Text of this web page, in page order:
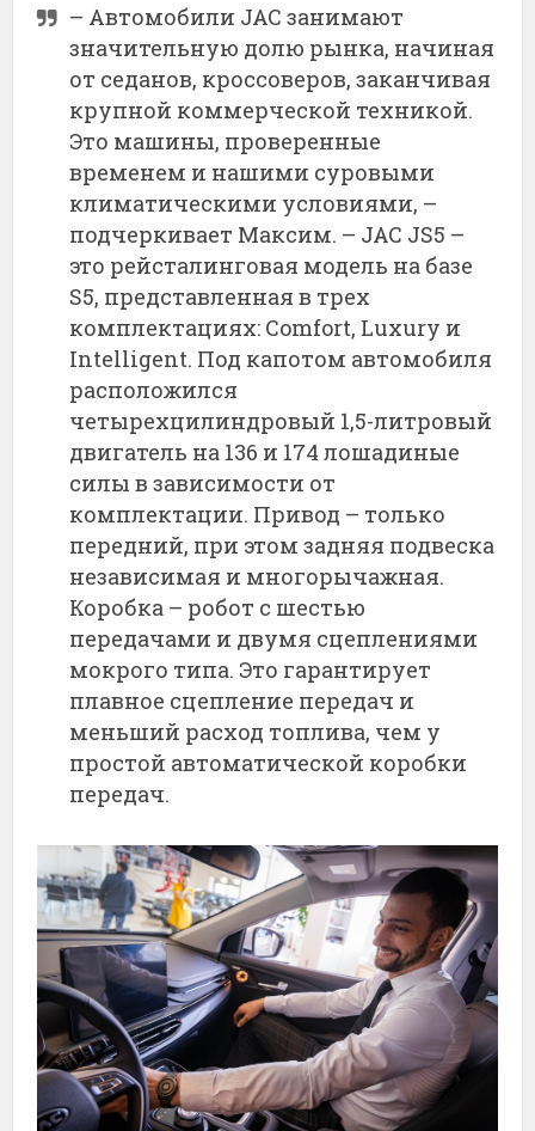
– Автомобили JAC занимают
значительную долю рынка, начиная
от седанов, кроссоверов, заканчивая
крупной коммерческой техникой.
Это машины, проверенные
временем и нашими суровыми
климатическими условиями, –
подчеркивает Максим. – JAC JS5 –
это рейсталинговая модель на базе
S5, представленная в трех
комплектациях: Comfort, Luxury и
Intelligent. Под капотом автомобиля
расположился
четырехцилиндровый 1,5-литровый
двигатель на 136 и 174 лошадиные
силы в зависимости от
комплектации. Привод – только
передний, при этом задняя подвеска
независимая и многорычажная.
Коробка – робот с шестью
передачами и двумя сцеплениями
мокрого типа. Это гарантирует
плавное сцепление передач и
меньший расход топлива, чем у
простой автоматической коробки
передач.